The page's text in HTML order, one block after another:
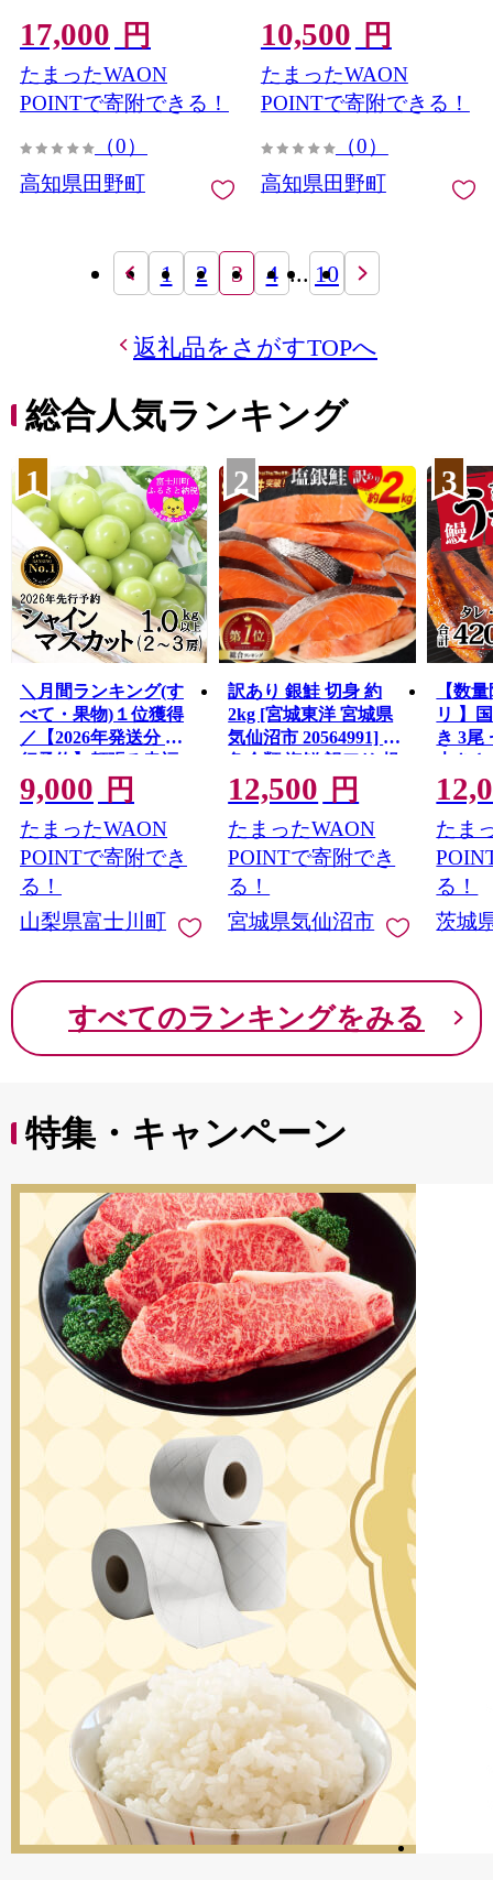
め物 煮物 牛丼 肉じゃが お
取り寄せ
17,000 円
たまったWAON
POINTで寄附できる！
（0）
高知県田野町
土佐黒牛 国産 おいしい 炒
め物 煮物 牛丼 肉じゃが お
取り寄せ
10,500 円
たまったWAON
POINTで寄附できる！
（0）
高知県田野町
1 2 3 4 ... 10
返礼品をさがすTOPへ
総合人気ランキング
1
＼月間ランキング(す
べて・果物)１位獲得
／【2026年発送分 先
行予約】頬張る幸福
感 〜緑の宝石・ シ
ャインマスカット 〜
１ｋｇ以上（２〜３
房） フルーツ 山梨県
産 果物 くだもの シャ
イン マスカット ぶど
う ブドウ 葡萄 大粒 種
9000円 九千円
9,000 円
たまったWAON
POINTで寄附でき
る！
山梨県富士川町
2
訳あり 銀鮭 切身 約
2kg [宮城東洋 宮城県
気仙沼市 20564991] 鮭
魚介類 海鮮 訳アリ 規
格外 不揃い さけ サケ
鮭切身 シャケ 切り身
冷凍 家庭用 おかず 弁
当 支援 サーモン 銀鮭
切り身 魚 わけあり
12,500 円
たまったWAON
POINTで寄附でき
る！
宮城県気仙沼市
3
【数
リ 】
き 3尾
大き
レ・
鰻 ふ
な重
茨城
と納
たま
る！
茨城
すべてのランキングをみる
特集・キャンペーン